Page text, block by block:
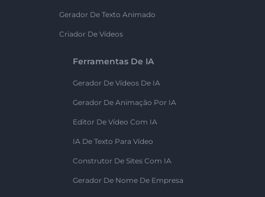
Gerador De Texto Animado
Criador De Vídeos
Ferramentas De IA
Gerador De Vídeos De IA
Gerador De Animação Por IA
Editor De Vídeo Com IA
IA De Texto Para Vídeo
Construtor De Sites Com IA
Gerador De Nome De Empresa